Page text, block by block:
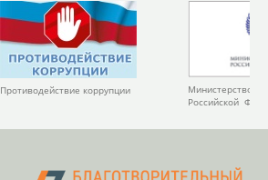
Противодействие коррупции
Министерство
Российской